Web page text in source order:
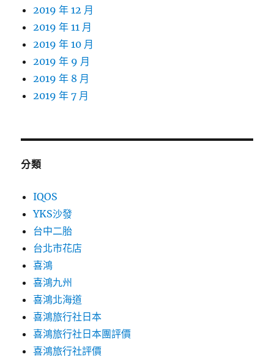
2019 年 12 月
2019 年 11 月
2019 年 10 月
2019 年 9 月
2019 年 8 月
2019 年 7 月
分類
IQOS
YKS沙發
台中二胎
台北市花店
喜鴻
喜鴻九州
喜鴻北海道
喜鴻旅行社日本
喜鴻旅行社日本團評價
喜鴻旅行社評價